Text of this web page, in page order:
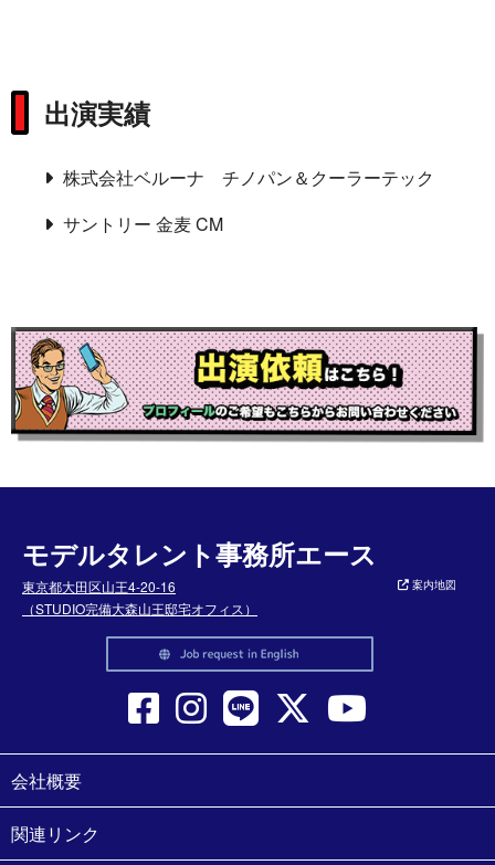
出演実績
株式会社ベルーナ チノパン＆クーラーテック
サントリー 金麦 CM
モデルタレント事務所エース
東京都大田区山王4-20-16
（STUDIO完備大森山王邸宅オフィス）
案内地図
会社概要
関連リンク